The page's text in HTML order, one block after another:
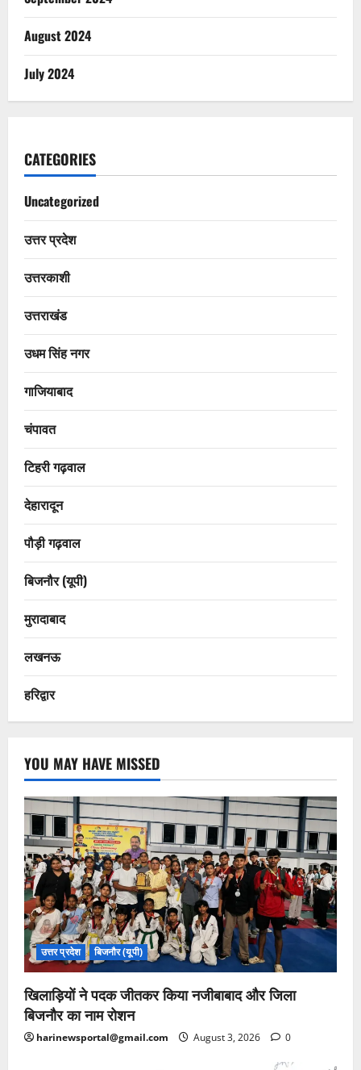
August 2024
July 2024
CATEGORIES
Uncategorized
उत्तर प्रदेश
उत्तरकाशी
उत्तराखंड
उधम सिंह नगर
गाजियाबाद
चंपावत
टिहरी गढ़वाल
देहारादून
पौड़ी गढ़वाल
बिजनौर (यूपी)
मुरादाबाद
लखनऊ
हरिद्वार
YOU MAY HAVE MISSED
उत्तर प्रदेश बिजनौर (यूपी)
खिलाड़ियों ने पदक जीतकर किया नजीबाबाद और जिला
बिजनौर का नाम रोशन
harinewsportal@gmail.com August 3, 2026 0